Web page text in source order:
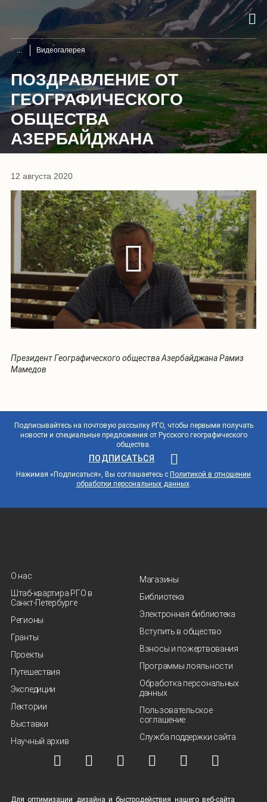
Видеогалерея
ПОЗДРАВЛЕНИЕ ОТ
ГЕОГРАФИЧЕСКОГО
ОБЩЕСТВА
АЗЕРБАЙДЖАНА
12 августа 2020
Президент Географического общества Азербайджана Рамиз
Мамедов
Подписывайтесь на почтовую рассылку РГО, чтобы первыми получать
новости и специальные предложения от Русского географического
общества.
ПОДПИСАТЬСЯ
Нажимая «Подписаться», Вы соглашаетесь с Политикой в отношении
обработки персональных данных.
О нас
Штаб-квартира РГО в
Санкт‑Петербурге
Регионы
Гранты
Проекты
Путешествия
Экспедиции
Лектории
Выставки
Научный архив
Магазины
Библиотека
Электронная библиотека
Вступить в общество
Взносы и пожертвования
Программы лояльности
Обработка персональных
данных
Пользовательское
соглашение
Служба поддержки сайта
© ВОО "Русское географическое общество", 2013-2026 г.
Для оптимизации дизайна и быстродействия нашего веб-сайта